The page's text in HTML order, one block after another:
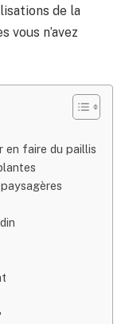
de la
vous n’avez
en faire du paillis